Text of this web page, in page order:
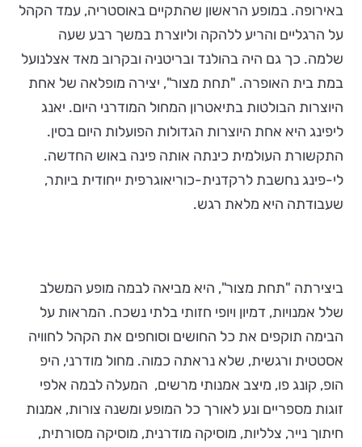
באירופה. במופע הראשון שהתקיים באוסטריה, עמד הקהל
על הרגליים והריע ללהקה וליוצרת במשך רבע שעה
שלמה. כך גם היה בהולנד ובריטניה ובקרוב מאד אצלנועל
במת בית האופרה. "תחת מצור", יצירה מופלאה של אחת
היוצרות הבולטות בתיאטרון המחול המודרני היום. יאנג
ליפינג היא אחת היוצרות הגדולות הפועלות היום בסין.
התקשורת העולמית כינתה אותה פינה באוש החדשה.
לי-פינג נחשבת לרקדנית-כוריאוגרפית ייחודית ביותר,
שעבודתה היא מלאת רגש.
ביצירתה "תחת מצור", היא מביאה לבמה מופע המשלב
שלל אמנויות, דמיון ויופי חזותי בלתי נשכח. המראות על
הבימה תוקפים את כל החושים וסוחפים את הקהל לחוויה
אסטטית ורגשית, שלא נראתה כמוה. מחול מודרני, היפ
הופ, קונג פו, מיצב אמנותי מרשים, המעלה לבמה אלפי
זוגות מספריים ונע לאורך כל המופע ומשנה צורות, אמנות
חיתוך נייר, צלליות, מוסיקה מודרנית, מוסיקה מסורתית,